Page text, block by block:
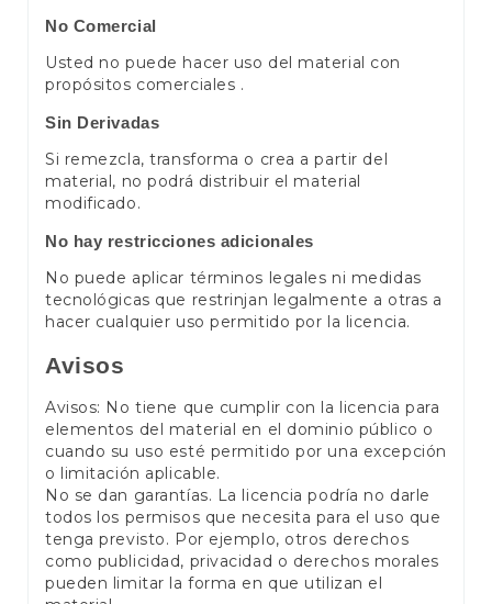
No Comercial
Usted no puede hacer uso del material con
propósitos comerciales .
Sin Derivadas
Si remezcla, transforma o crea a partir del
material, no podrá distribuir el material
modificado.
No hay restricciones adicionales
No puede aplicar términos legales ni medidas
tecnológicas que restrinjan legalmente a otras a
hacer cualquier uso permitido por la licencia.
Avisos
Avisos: No tiene que cumplir con la licencia para
elementos del material en el dominio público o
cuando su uso esté permitido por una excepción
o limitación aplicable.
No se dan garantías. La licencia podría no darle
todos los permisos que necesita para el uso que
tenga previsto. Por ejemplo, otros derechos
como publicidad, privacidad o derechos morales
pueden limitar la forma en que utilizan el